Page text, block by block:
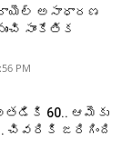
అసాధారణ
సాంకేతిక
PM
అతడికి 60.. ఆమెకు
చివరికి జరిగింది